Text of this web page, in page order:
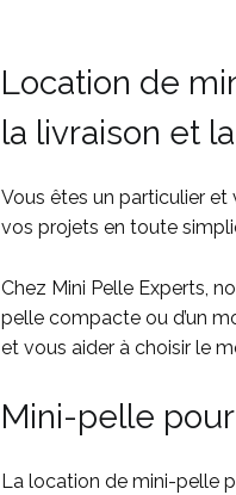
Location de
la livraison et
Vous êtes un particulier
vos projets en toute
Chez Mini Pelle Experts,
pelle compacte ou d’un
et vous aider à choisir le
Mini-pelle
La location de mini-pelle